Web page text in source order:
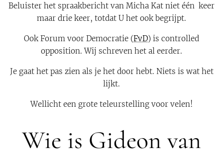
Beluister het spraakbericht van Micha Kat niet één keer
maar drie keer, totdat U het ook begrijpt.
Ook Forum voor Democratie (FvD) is controlled
opposition. Wij schreven het al eerder.
Je gaat het pas zien als je het door hebt. Niets is wat het
lijkt.
Wellicht een grote teleurstelling voor velen!
Wie is Gideon van